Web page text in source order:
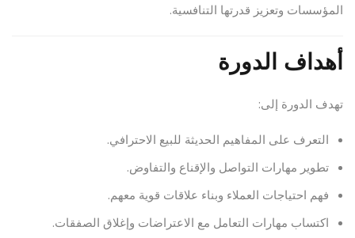
المؤسسات وتعزيز قدرتها التنافسية.
أهداف الدورة
تهدف الدورة إلى:
التعرف على المفاهيم الحديثة للبيع الاحترافي.
تطوير مهارات التواصل والإقناع والتفاوض.
فهم احتياجات العملاء وبناء علاقات قوية معهم.
اكتساب مهارات التعامل مع الاعتراضات وإغلاق الصفقات.